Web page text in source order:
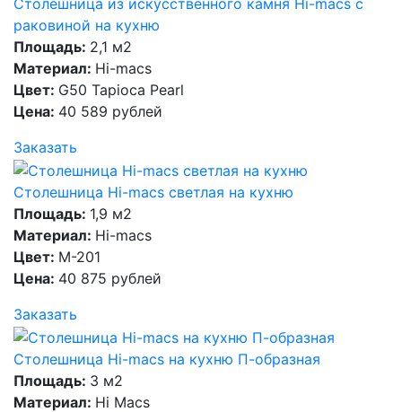
Столешница из искусственного камня Hi-macs с
раковиной на кухню
Площадь: 2,1 м2
Материал: Hi-macs
Цвет: G50 Tapioca Pearl
Цена: 40 589 рублей
Заказать
Столешница Hi-macs светлая на кухню
Площадь: 1,9 м2
Материал: Hi-macs
Цвет: M-201
Цена: 40 875 рублей
Заказать
Столешница Hi-macs на кухню П-образная
Площадь: 3 м2
Материал: Hi Macs